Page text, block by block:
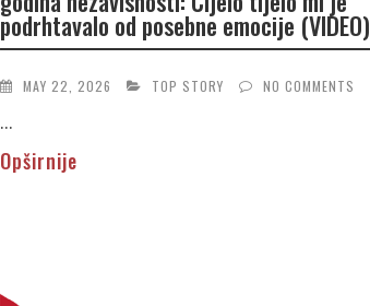
podrhtavalo od posebne emocije (VIDEO)
MAY 22, 2026 TOP STORY NO COMMENTS
...
Opširnije